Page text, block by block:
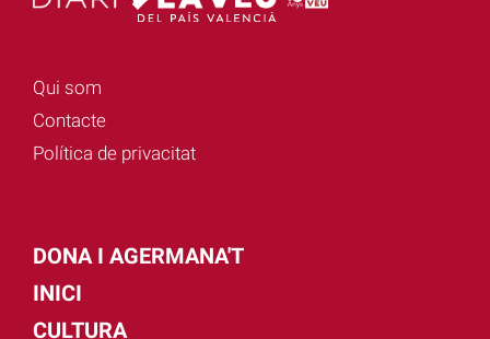
Qui som
Contacte
Política de privacitat
DONA I AGERMANA'T
INICI
CULTURA